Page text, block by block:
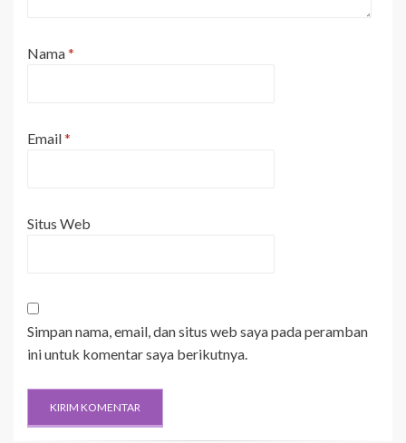
Nama*
Email*
Situs Web
Simpan nama, email, dan situs web saya pada peramban
ini untuk komentar saya berikutnya.